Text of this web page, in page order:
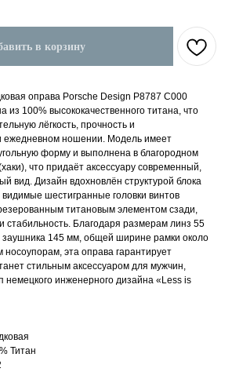
в корзину
оправа Porsche Design P8787 C000
из 100% высококачественного титана, что
лёгкость, прочность и
ежедневном ношении. Модель имеет
форму и выполнена в благородном
что придаёт аксессуару современный,
вид. Дизайн вдохновлён структурой блока
видимые шестигранные головки винтов
титановым элементом сзади,
стабильность. Благодаря размерам линз 55
145 мм, общей ширине рамки около
эта оправа гарантирует
стильным аксессуаром для мужчин,
инженерного дизайна «Less is
Титан